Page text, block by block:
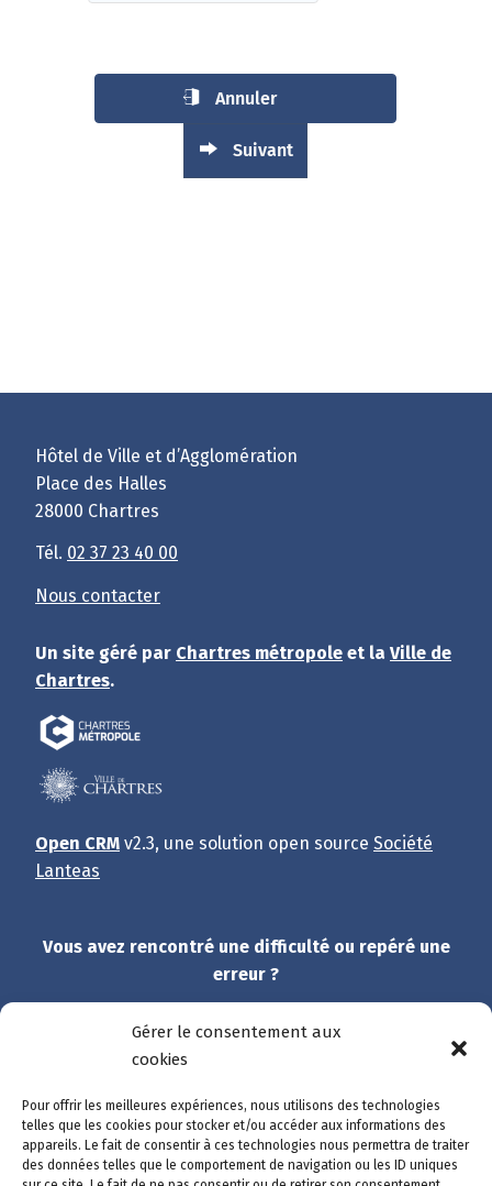
Annuler
Suivant
Gérer le consentement aux
cookies
Pour offrir les meilleures expériences, nous utilisons des technologies
telles que les cookies pour stocker et/ou accéder aux informations des
appareils. Le fait de consentir à ces technologies nous permettra de traiter
des données telles que le comportement de navigation ou les ID uniques
Hôtel de Ville et d’Agglomération
Place des Halles
28000 Chartres
Tél. 02 37 23 40 00
Nous contacter
Un site géré par Chartres métropole et la Ville de
Chartres.
Open CRM v2.3, une solution open source Société
Lanteas
Vous avez rencontré une difficulté ou repéré une
erreur ?
Dites-nous tout !
Accès rapide
Catalogue des démarches